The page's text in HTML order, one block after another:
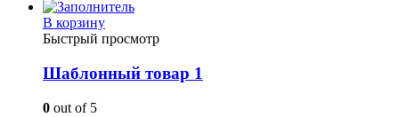
В корзину
Быстрый просмотр
Шаблонный товар 1
0 out of 5